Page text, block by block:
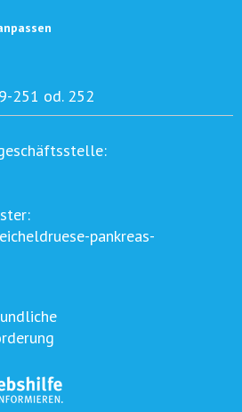
251 od. 252
pankreas-